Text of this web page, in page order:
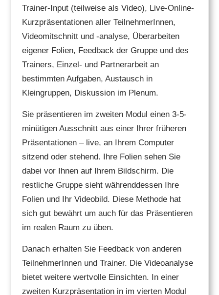
Trainer-Input (teilweise als Video), Live-Online-
Kurzpräsentationen aller TeilnehmerInnen,
Videomitschnitt und -analyse, Überarbeiten
eigener Folien, Feedback der Gruppe und des
Trainers, Einzel- und Partnerarbeit an
bestimmten Aufgaben, Austausch in
Kleingruppen, Diskussion im Plenum.
Sie präsentieren im zweiten Modul einen 3-5-
minütigen Ausschnitt aus einer Ihrer früheren
Präsentationen – live, an Ihrem Computer
sitzend oder stehend. Ihre Folien sehen Sie
dabei vor Ihnen auf Ihrem Bildschirm. Die
restliche Gruppe sieht währenddessen Ihre
Folien und Ihr Videobild. Diese Methode hat
sich gut bewährt um auch für das Präsentieren
im realen Raum zu üben.
Danach erhalten Sie Feedback von anderen
TeilnehmerInnen und Trainer. Die Videoanalyse
bietet weitere wertvolle Einsichten. In einer
zweiten Kurzpräsentation in im vierten Modul